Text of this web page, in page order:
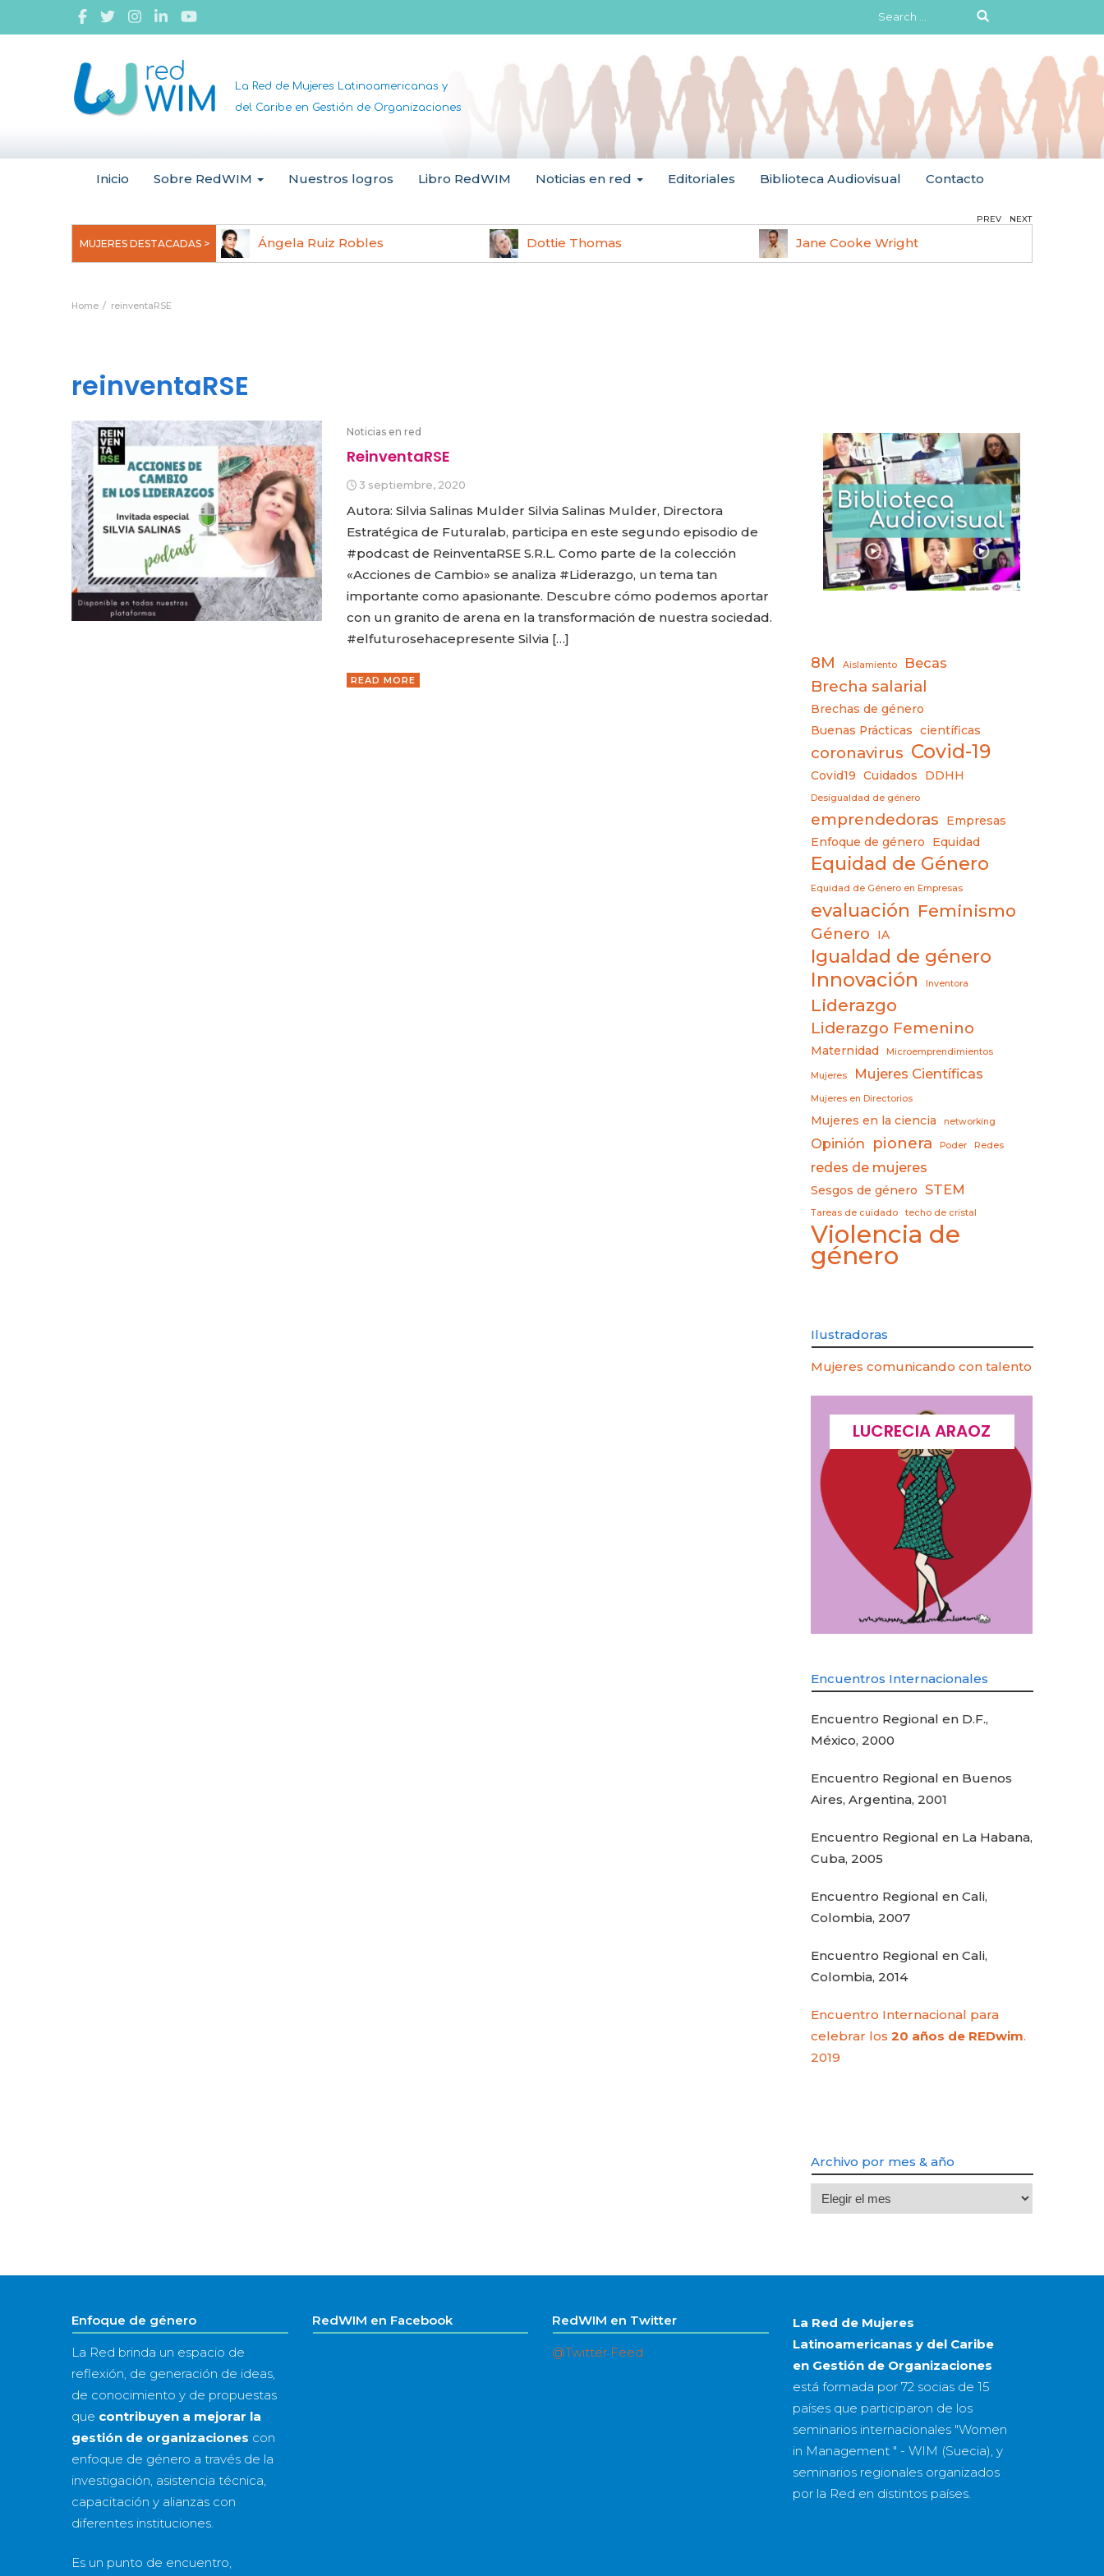
Search
for:
La Red de Mujeres Latinoamericanas y
del Caribe en Gestión de Organizaciones
Inicio Sobre RedWIM Nuestros logros Libro RedWIM Noticias en red Editoriales Biblioteca Audiovisual Contacto
MUJERES DESTACADAS >
Uchegbu, pionera en
Ángela Ruiz Robles Dottie Thomas Jane Cooke Wright
PREV NEXT
Home reinventaRSE
reinventaRSE
Noticias en red
ReinventaRSE
3 septiembre, 2020
Autora: Silvia Salinas Mulder Silvia Salinas Mulder, Directora
Estratégica de Futuralab, participa en este segundo episodio de
#podcast de ReinventaRSE S.R.L. Como parte de la colección
«Acciones de Cambio» se analiza #Liderazgo, un tema tan
importante como apasionante. Descubre cómo podemos aportar
con un granito de arena en la transformación de nuestra sociedad.
#elfuturosehacepresente Silvia […]
READ MORE
8M Aislamiento Becas
Brecha salarial
Brechas de género
Buenas Prácticas
científicas
coronavirus Covid-19
Covid19 Cuidados DDHH
Desigualdad de género
emprendedoras
Empresas
Enfoque de género
Equidad
Equidad de Género
Equidad de Género en Empresas
evaluación Feminismo
Género IA
Igualdad de género
Innovación Inventora
Liderazgo
Liderazgo Femenino
Maternidad Microemprendimientos
Mujeres Mujeres Científicas
Mujeres en Directorios
Mujeres en la ciencia networking
Opinión pionera Poder Redes
redes de mujeres
Sesgos de género STEM
Tareas de cuidado techo de cristal
Violencia de
género
Ilustradoras
Mujeres comunicando con talento
LUCRECIA ARAOZ
Encuentros Internacionales
Encuentro Regional en D.F.,
México, 2000
Encuentro Regional en Buenos
Aires, Argentina, 2001
Encuentro Regional en La Habana,
Cuba, 2005
Encuentro Regional en Cali,
Colombia, 2007
Encuentro Regional en Cali,
Colombia, 2014
Encuentro Internacional para
celebrar los 20 años de REDwim.
2019
Archivo por mes & año
Archivo
por
año
Enfoque de género
La Red brinda un espacio de
reflexión, de generación de ideas,
de conocimiento y de propuestas
que contribuyen a mejorar la
gestión de organizaciones con
enfoque de género a través de la
investigación, asistencia técnica,
capacitación y alianzas con
diferentes instituciones.
Es un punto de encuentro,
RedWIM en Facebook RedWIM en Twitter
@Twitter Feed
La Red de Mujeres
Latinoamericanas y del Caribe
en Gestión de Organizaciones
está formada por 72 sociasde 15
paísesque participaron de los
seminarios internacionales "Women
in Management " - WIM (Suecia), y
seminarios regionales organizados
por la Red en distintos países.